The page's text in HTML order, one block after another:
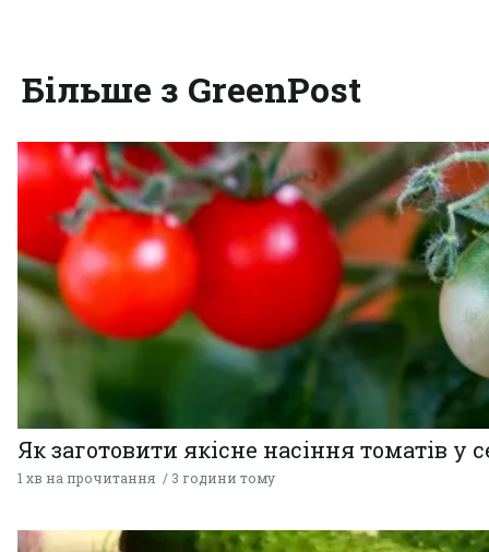
Більше з GreenPost
Як заготовити якісне насіння томатів у
1 хв на прочитання 3 години тому